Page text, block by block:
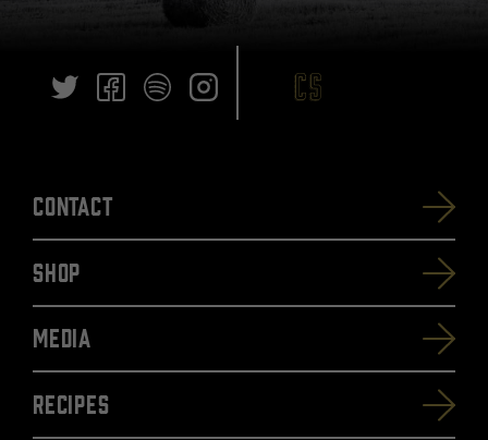
Contact
SHOP
Media
Recipes